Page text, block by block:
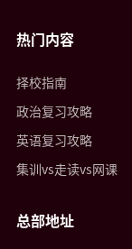
热门内容
择校指南
政治复习攻略
英语复习攻略
集训vs走读vs网课
总部地址